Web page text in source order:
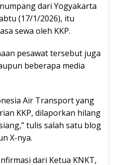
dari Yogyakarta
(17/1/2026), itu
sewa oleh KKP.
pesawat tersebut juga
beberapa media
Air Transport yang
KKP, dilaporkan hilang
tulis salah satu blog
X-nya.
dari Ketua KNKT,